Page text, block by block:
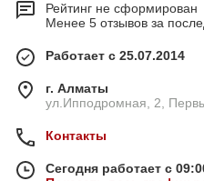
Рейтинг не сформирован
Менее 5 отзывов за
Работает с 25.07.2014
г. Алматы
ул.Ипподромная, 2,
Контакты
Сегодня работает с